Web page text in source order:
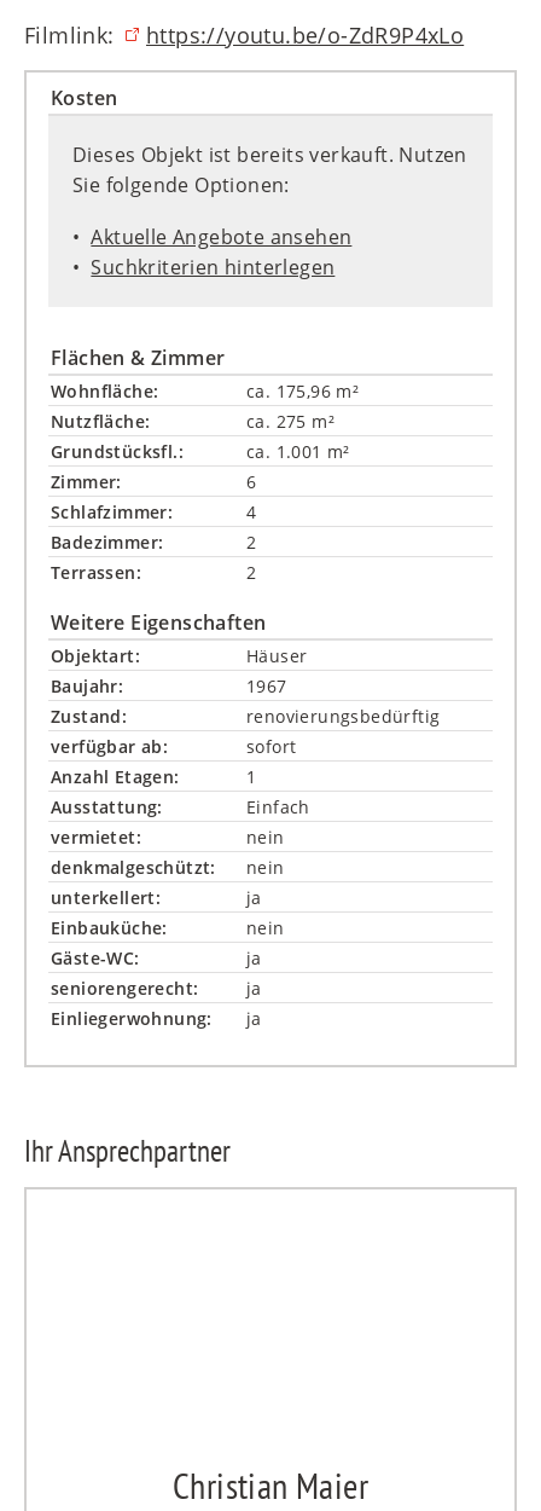
Filmlink:
https://youtu.be/o-ZdR9P4xLo
Kosten
Dieses Objekt ist bereits verkauft. Nutzen
Sie folgende Optionen:
Aktuelle Angebote ansehen
Suchkriterien hinterlegen
Flächen & Zimmer
Wohnfläche:
ca. 175,96 m²
Nutzfläche:
ca. 275 m²
Grundstücksfl.:
ca. 1.001 m²
Zimmer:
6
Schlafzimmer:
4
Badezimmer:
2
Terrassen:
2
Weitere Eigenschaften
Objektart:
Häuser
Baujahr:
1967
Zustand:
renovierungsbedürftig
verfügbar ab:
sofort
Anzahl Etagen:
1
Ausstattung:
Einfach
vermietet:
nein
denkmalgeschützt:
nein
unterkellert:
ja
Einbauküche:
nein
Gäste-WC:
ja
seniorengerecht:
ja
Einliegerwohnung:
ja
Ihr Ansprechpartner
Christian Maier